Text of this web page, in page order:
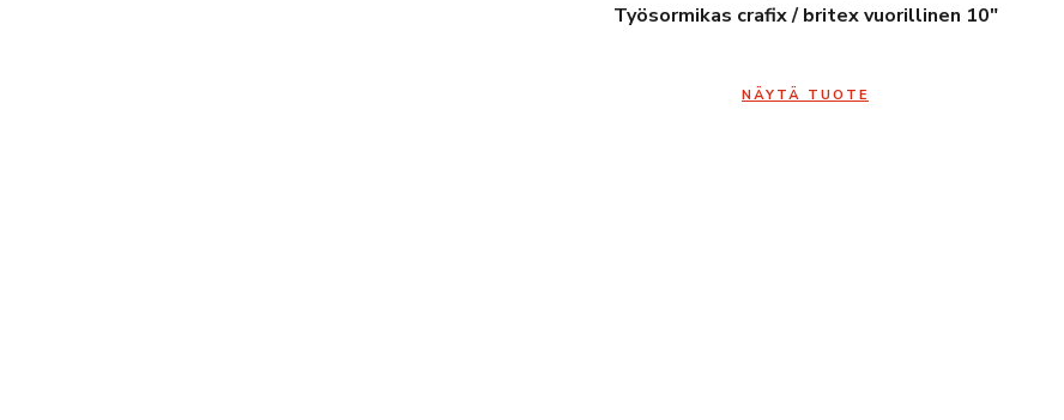
Työsormikas crafix / britex vuorillinen 10″
NÄYTÄ TUOTE